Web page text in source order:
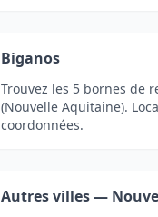
Biganos
Trouvez les 5 bornes de
(Nouvelle Aquitaine).
coordonnées.
Autres villes —